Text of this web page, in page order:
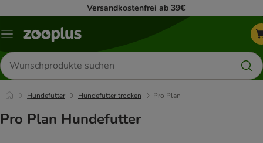
Versandkostenfrei ab 39€
Menü
Produkte
suchen
Hundefutter Hundefutter trocken Pro Plan
Pro Plan Hundefutter